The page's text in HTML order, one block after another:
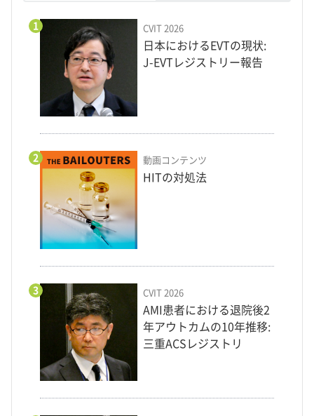
1 CVIT 2026
日本におけるEVTの現状:
J-EVTレジストリー報告
2 動画コンテンツ
HITの対処法
3 CVIT 2026
AMI患者における退院後2
年アウトカムの10年推移:
三重ACSレジストリ